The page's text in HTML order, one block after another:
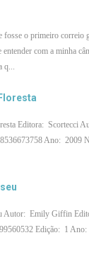
fosse o primeiro correio
com a minha
q...
Editora: Scortecci
Ano: 2009
Autor: Emily Giffin
Edição: 1